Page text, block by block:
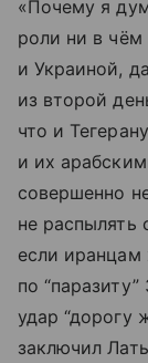
«Почему я
роли ни в
и Украиной,
из второй
что и
и их
совершенно
не распылять
если иранцам
по
удар “дорогу
заключил